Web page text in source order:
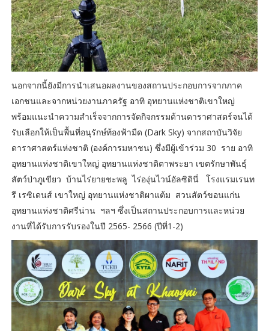
นอกจากนี้ยังมีการนำเสนอผลงานของสถานประกอบการจากภาค
เอกชนและจากหน่วยงานภาครัฐ อาทิ อุทยานแห่งชาติเขาใหญ่
พร้อมแนะนำความสำเร็จจากการจัดกิจกรรมด้านดาราศาสตร์จนได้
รับเลือกให้เป็นพื้นที่อนุรักษ์ท้องฟ้ามืด (Dark Sky) จากสถาบันวิจัย
ดาราศาสตร์แห่งชาติ (องค์การมหาชน) ซึ่งมีผู้เข้าร่วม 30 ราย อาทิ
อุทยานแห่งชาติเขาใหญ่ อุทยานแห่งชาติตาพระยา เขตรักษาพันธุ์
สัตว์ป่าภูเขียว บ้านไร่ยายชะพลู ไร่องุ่นไวน์อัลซิดินี่ โรงแรมเรนท
รี เรซิเดนส์ เขาใหญ่ อุทยานแห่งชาติผาแต้ม สวนสัตว์ขอนแก่น
อุทยานแห่งชาติศรีน่าน ฯลฯ ซึ่งเป็นสถานประกอบการและหน่วย
งานที่ได้รับการรับรองในปี 2565- 2566 (ปีที่1-2)